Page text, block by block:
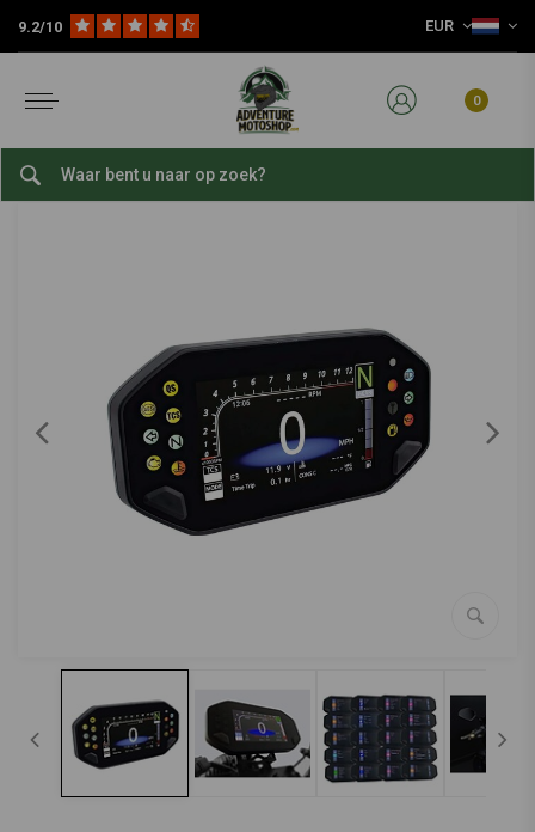
9.2/10 EUR
0
RX-4 Multifunctionele TFT Meter | Alle Modellen
RX-4 Multifunctionele TFT Meter | Alle
0/5 (0 reviews)